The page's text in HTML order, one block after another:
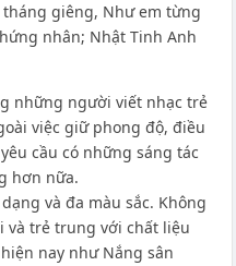
giêng, Như em từng
nhân; Nhật Tinh Anh
những người viết nhạc trẻ
việc giữ phong độ, điều
cầu có những sáng tác
hơn nữa.
và đa màu sắc. Không
và trẻ trung với chất liệu
nay như Nắng sân